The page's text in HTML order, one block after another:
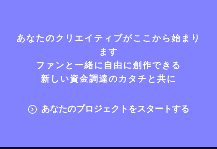
あなたのクリエイティブがここから始まり
ます
ファンと一緒に自由に創作できる
新しい資金調達のカタチと共に
あなたのプロジェクトをスタートする